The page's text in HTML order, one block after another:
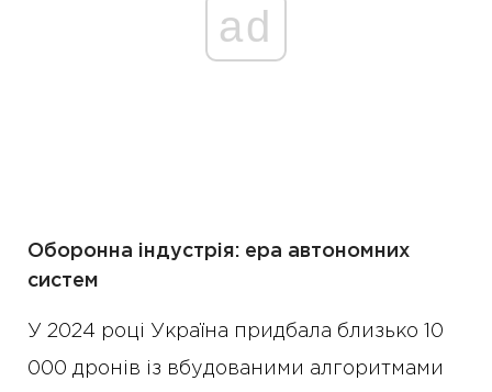
ad
Оборонна індустрія: ера автономних
систем
У 2024 році Україна придбала близько 10
000 дронів із вбудованими алгоритмами